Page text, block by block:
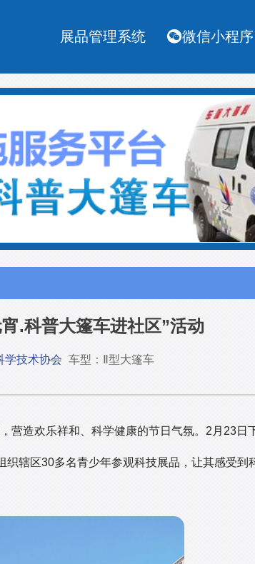
展品管理系统 微信小程序
.科普大篷车进社区”活动
学技术协会 车型：Ⅱ型大篷车
营造欢乐祥和、科学健康的节日气氛。2月23日
辖区30多名青少年参观科技展品，让其感受到